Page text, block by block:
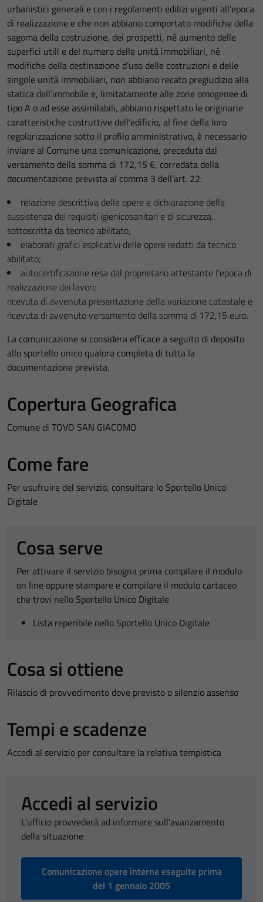
urbanistici generali e con i regolamenti edilizi vigenti all’epoca
di realizzazione e che non abbiano comportato modifiche della
sagoma della costruzione, dei prospetti, né aumento delle
superfici utili e del numero delle unità immobiliari, né
modifiche della destinazione d’uso delle costruzioni e delle
singole unità immobiliari, non abbiano recato pregiudizio alla
statica dell’immobile e, limitatamente alle zone omogenee di
tipo A o ad esse assimilabili, abbiano rispettato le originarie
caratteristiche costruttive dell’edificio, al fine della loro
regolarizzazione sotto il profilo amministrativo, è necessario
inviare al Comune una comunicazione, preceduta dal
versamento della somma di 172,15 €, corredata della
documentazione prevista al comma 3 dell’art. 22:
relazione descrittiva delle opere e dichiarazione della
sussistenza dei requisiti igienicosanitari e di sicurezza,
sottoscritta da tecnico abilitato;
elaborati grafici esplicativi delle opere redatti da tecnico
abilitato;
autocertificazione resa dal proprietario attestante l’epoca di
realizzazione dei lavori;
ricevuta di avvenuta presentazione della variazione catastale e
ricevuta di avvenuto versamento della somma di 172,15 euro.
La comunicazione si considera efficace a seguito di deposito
allo sportello unico qualora completa di tutta la
documentazione prevista.
Copertura Geografica
Comune di TOVO SAN GIACOMO
Come fare
Per usufruire del servizio, consultare lo Sportello Unico
Digitale
Cosa serve
Per attivare il servizio bisogna prima compilare il modulo
on line oppure stampare e compilare il modulo cartaceo
che trovi nello Sportello Unico Digitale
Lista reperibile nello Sportello Unico Digitale
Cosa si ottiene
Rilascio di provvedimento dove previsto o silenzio assenso
Tempi e scadenze
Accedi al servizio per consultare la relativa tempistica
Accedi al servizio
L'ufficio provvederà ad informare sull'avanzamento
della situazione
Comunicazione opere interne eseguite prima
del 1 gennaio 2005